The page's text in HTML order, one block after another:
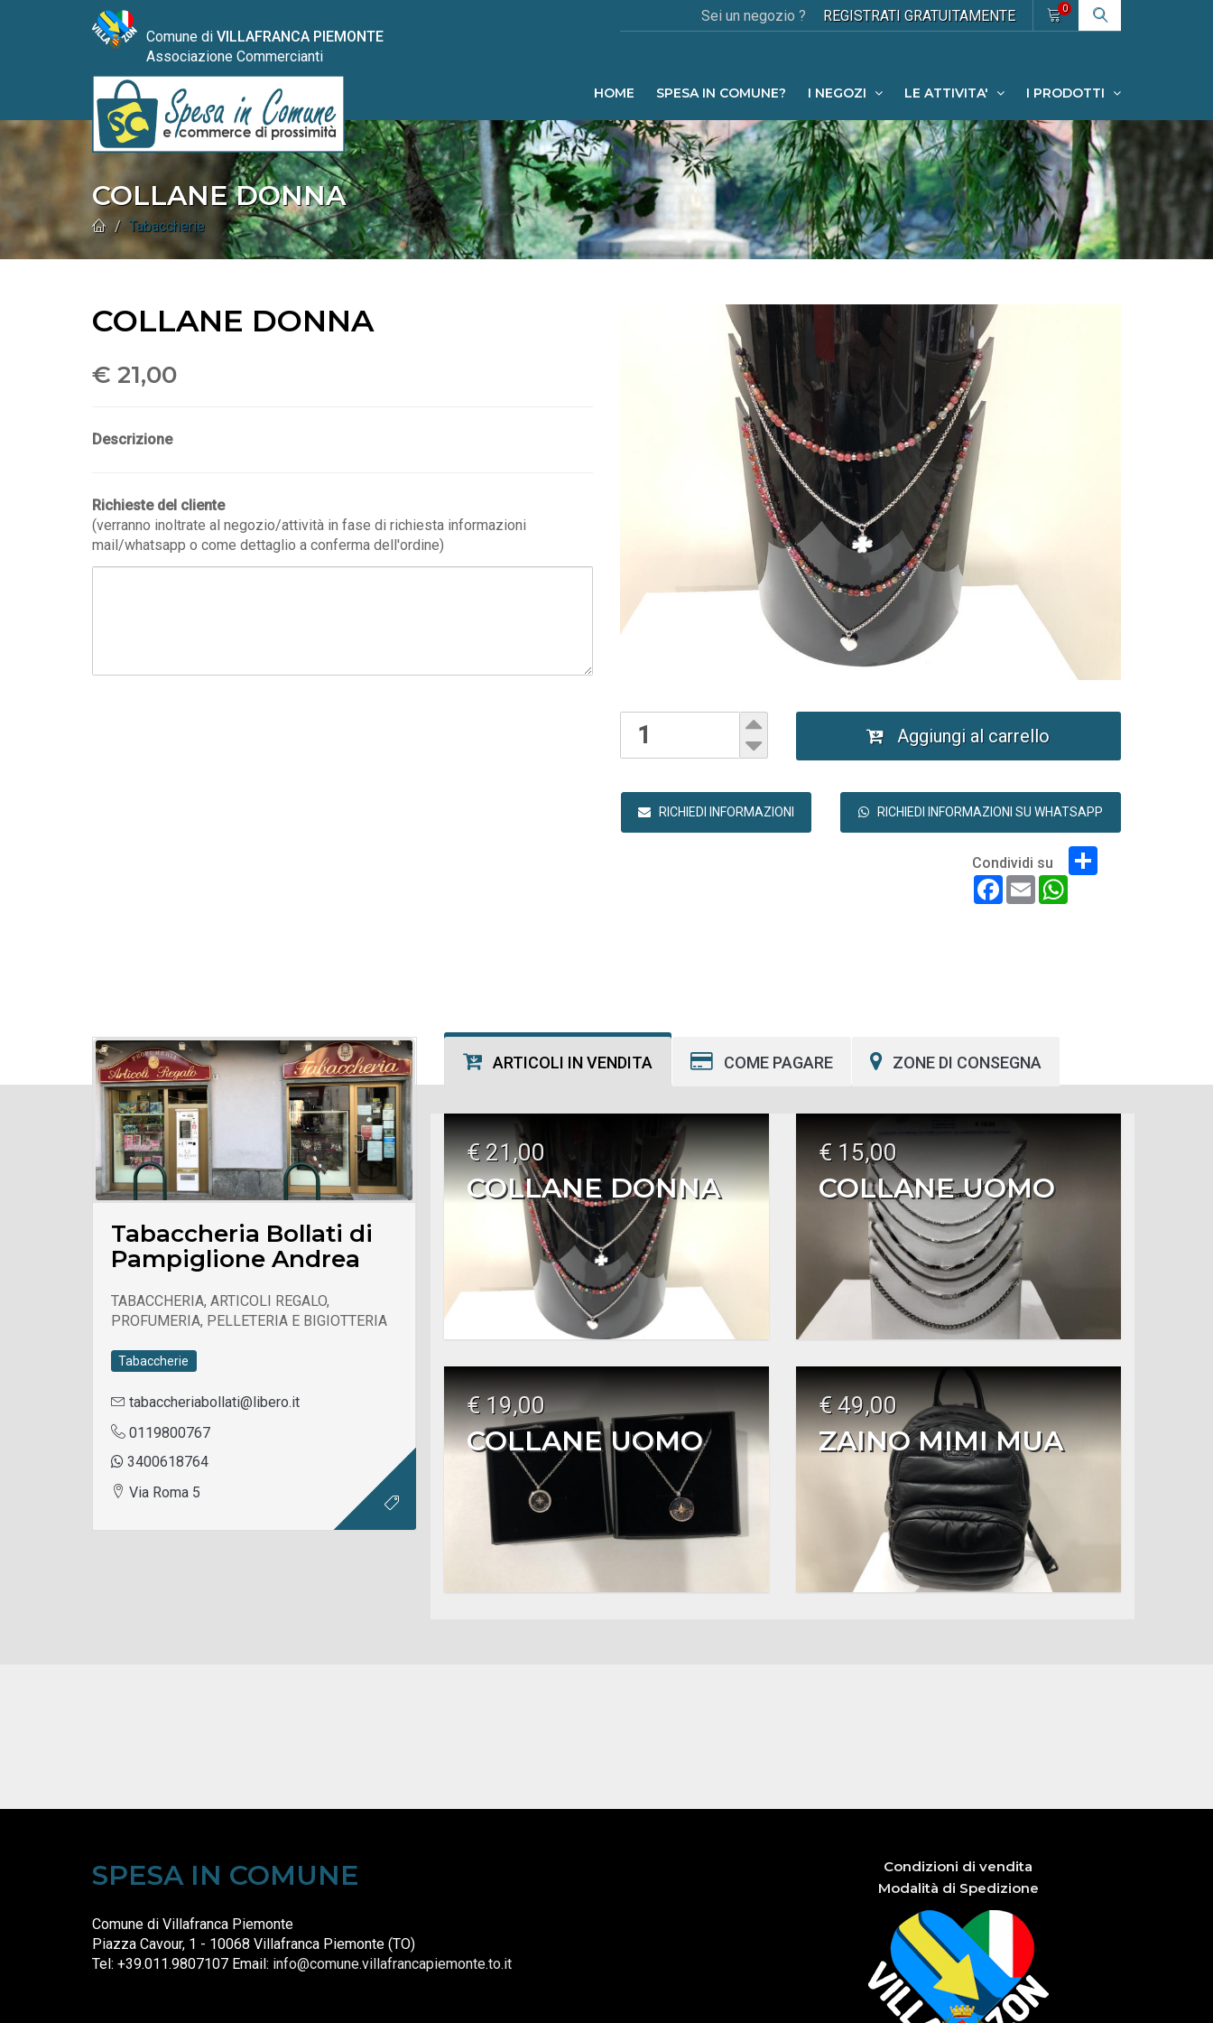
Comune di VILLAFRANCA PIEMONTE
Associazione Commercianti
Sei un negozio ? REGISTRATI GRATUITAMENTE 0
HOME SPESA IN COMUNE? I NEGOZI LE ATTIVITA' I PRODOTTI
COLLANE DONNA
Tabaccherie
COLLANE DONNA
€ 21,00
Descrizione
Richieste del cliente
(verranno inoltrate al negozio/attività in fase di richiesta informazioni
mail/whatsapp o come dettaglio a conferma dell'ordine)
Aggiungi al carrello
RICHIEDI INFORMAZIONI RICHIEDI INFORMAZIONI SU WHATSAPP
Condividi su
Facebook
Email
Tabaccheria Bollati di
Pampiglione Andrea
TABACCHERIA, ARTICOLI REGALO,
PROFUMERIA, PELLETERIA E BIGIOTTERIA
Tabaccherie
tabaccheriabollati@libero.it
0119800767
3400618764
Via Roma 5
ARTICOLI IN VENDITA COME PAGARE ZONE DI CONSEGNA
€ 21,00
COLLANE DONNA
€ 15,00
COLLANE UOMO
€ 19,00
COLLANE UOMO
€ 49,00
ZAINO MIMI MUA
SPESA IN COMUNE
Comune di Villafranca Piemonte
Piazza Cavour, 1 - 10068 Villafranca Piemonte (TO)
Tel: +39.011.9807107 Email: info@comune.villafrancapiemonte.to.it
Condizioni di vendita
Modalità di Spedizione